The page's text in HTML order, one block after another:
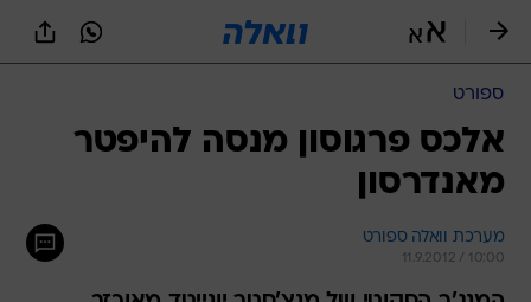
ספורט
אלכס פרגוסון מנסה להיפטר
מאנדרסון
מערכת וואלה ספורט
11.9.2012 / 10:00